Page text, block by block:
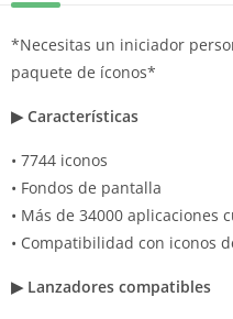
*Necesitas un iniciador
paquete de íconos*
▶ Características
• 7744 iconos
• Fondos de pantalla
• Más de 34000 aplicaciones
• Compatibilidad con iconos
▶ Lanzadores compatibles